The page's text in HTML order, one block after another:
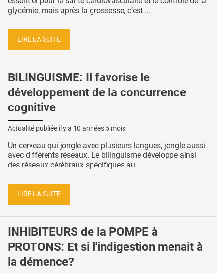
glycémie, mais après la grossesse, c’est ...
LIRE LA SUITE
BILINGUISME: Il favorise le
développement de la concurrence
cognitive
Actualité publiée il y a 10 années 5 mois
Un cerveau qui jongle avec plusieurs langues, jongle aussi
avec différents réseaux. Le bilinguisme développe ainsi
des réseaux cérébraux spécifiques au ...
LIRE LA SUITE
INHIBITEURS de la POMPE à
PROTONS: Et si l'indigestion menait à
la démence?